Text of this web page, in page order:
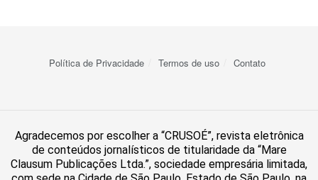
Política de Privacidade Termos de uso Contato
Agradecemos por escolher a “CRUSOÉ”, revista eletrônica
de conteúdos jornalísticos de titularidade da “Mare
Clausum Publicações Ltda.”, sociedade empresária limitada,